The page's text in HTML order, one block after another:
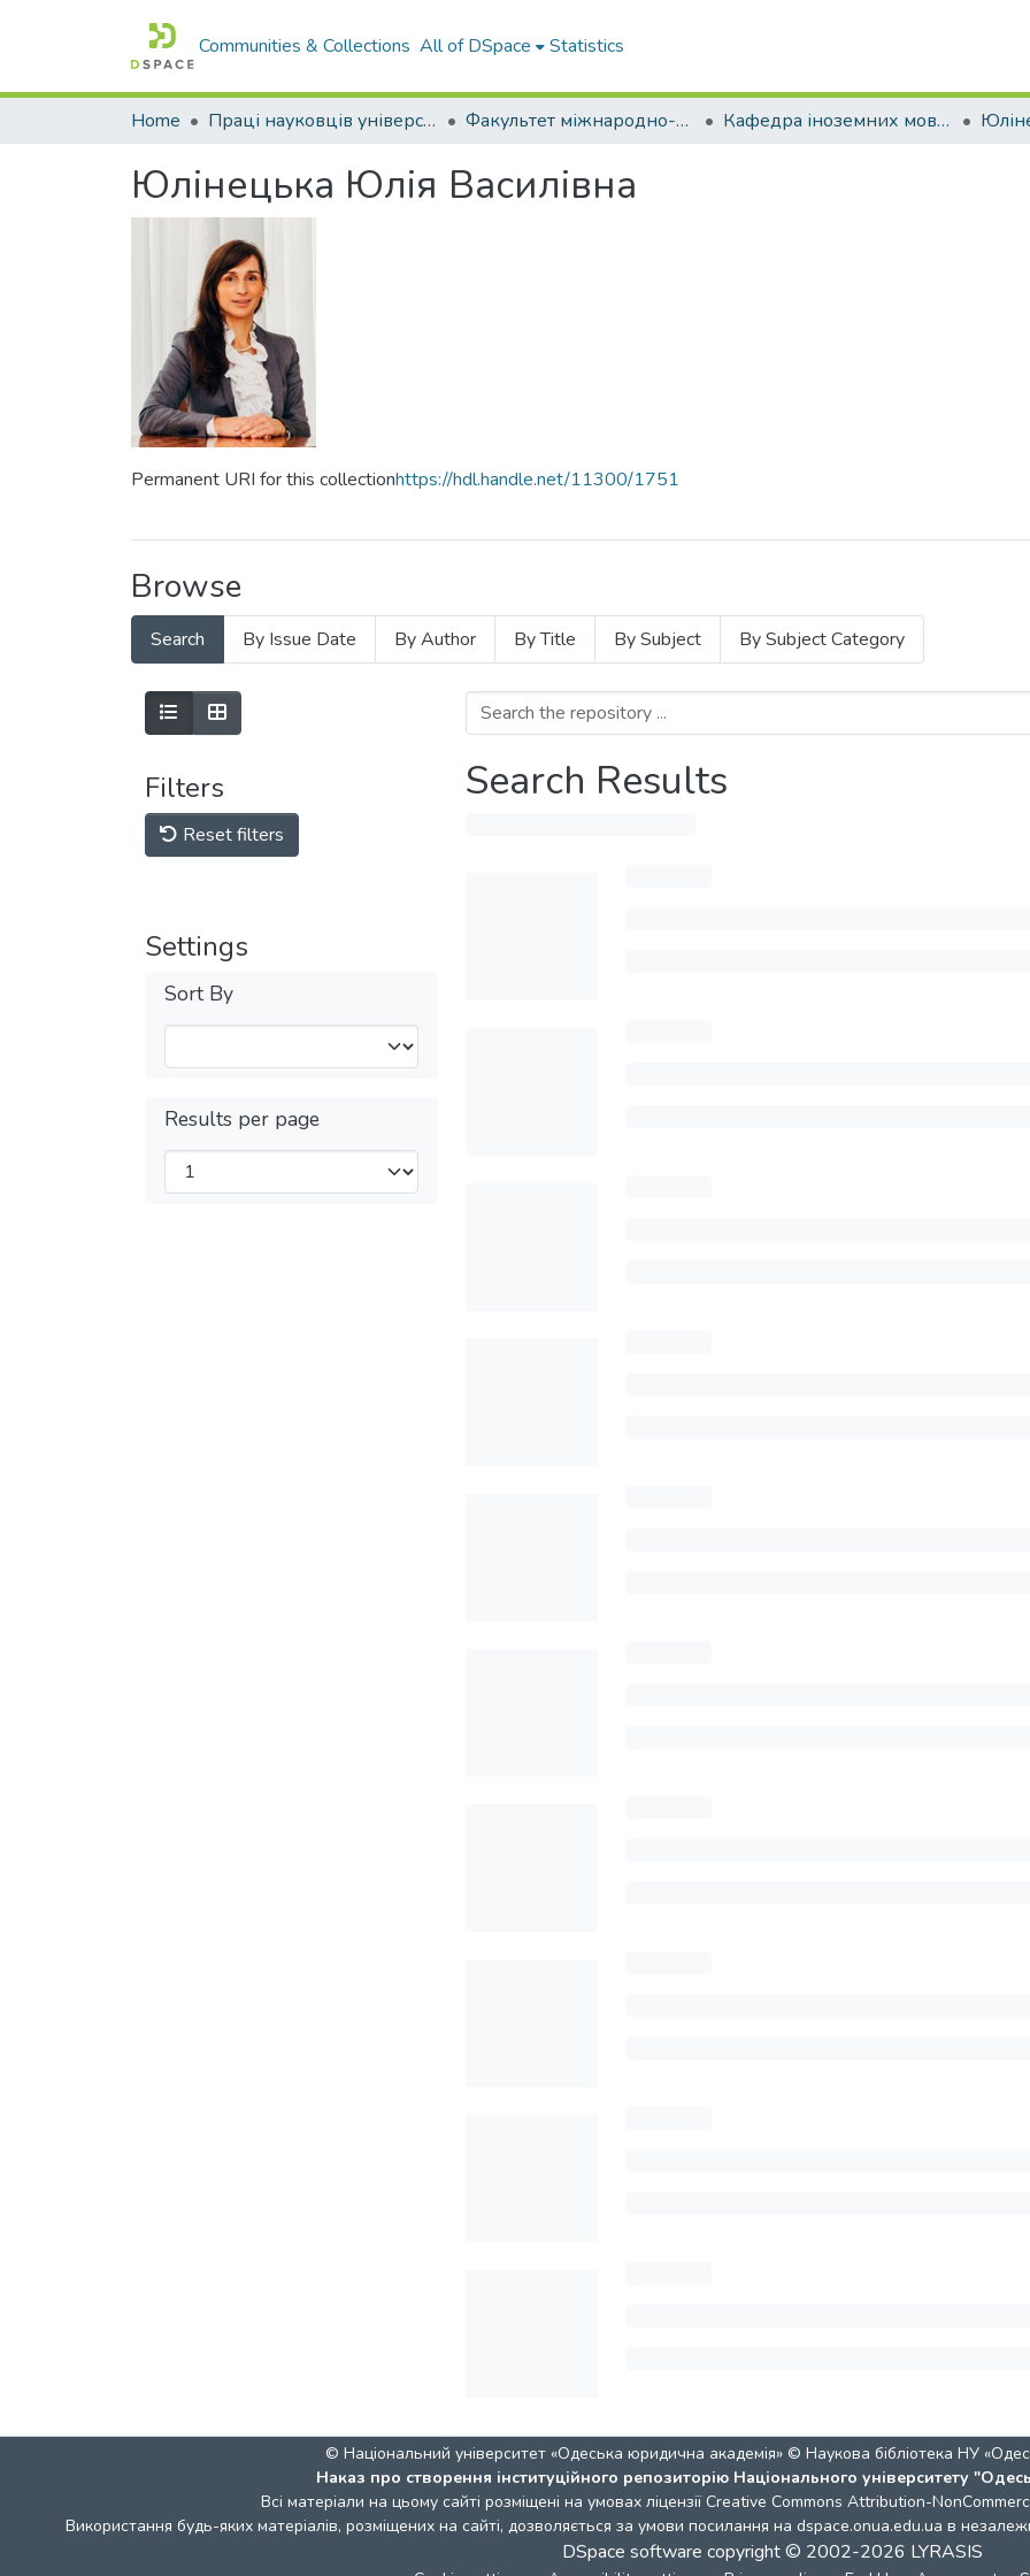
Communities & Collections All of DSpace Statistics
Home Праці науковців університету Факультет міжнародно-правових відносин Кафедра іноземних мов № 1 (з жовтня 2023 року перенесена на Факультет цивільної та господарської юстиції)
Юлінецька Юлія Василівна
Permanent URI for this collectionhttps://hdl.handle.net/11300/1751
Browse
Search By Issue Date By Author By Title By Subject By Subject Category
Filters
Reset filters
Settings
Sort By
Results per page
Search Results
© Національний університет «Одеська юридична академія» © Наукова бібліотека НУ
Наказ про створення інституційного репозиторію Національного університету
Всі матеріали на цьому сайті розміщені на умовах ліцензії Creative Commons Attribution-
Використання будь-яких матеріалів, розміщених на сайті, дозволяється за умови посилання на dspace.onua.edu.ua в
DSpace software copyright © 2002-2026 LYRASIS